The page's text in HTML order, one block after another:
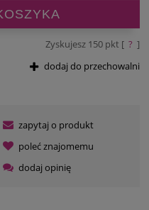
Zyskujesz 150pkt [ ? ]
dodaj do przechowalni
zapytaj o produkt
poleć znajomemu
dodaj opinię